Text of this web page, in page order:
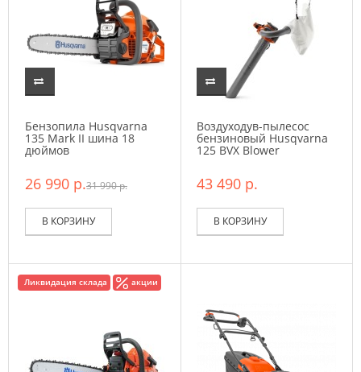
Бензопила Husqvarna
135 Mark II шина 18
дюймов
26 990 р.31 990 р.
В КОРЗИНУ
Воздуходув-пылесос
бензиновый Husqvarna
125 BVX Blower
43 490 р.
В КОРЗИНУ
Ликвидация склада акции